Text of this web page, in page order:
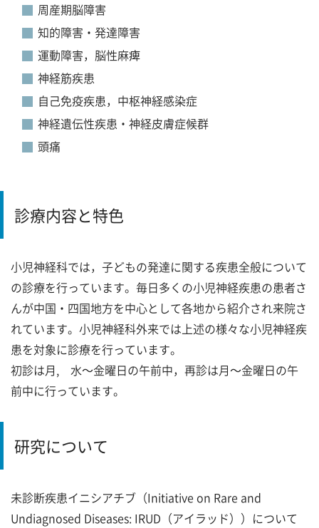
周産期脳障害
知的障害・発達障害
運動障害，脳性麻痺
神経筋疾患
自己免疫疾患，中枢神経感染症
神経遺伝性疾患・神経皮膚症候群
頭痛
診療内容と特色
小児神経科では，子どもの発達に関する疾患全般について
の診療を行っています。毎日多くの小児神経疾患の患者さ
んが中国・四国地方を中心として各地から紹介され来院さ
れています。小児神経科外来では上述の様々な小児神経疾
患を対象に診療を行っています。
初診は月, 水～金曜日の午前中，再診は月～金曜日の午
前中に行っています。
研究について
未診断疾患イニシアチブ（Initiative on Rare and
Undiagnosed Diseases: IRUD（アイラッド））について